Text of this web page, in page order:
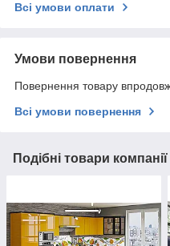
Всі умови оплати
Умови повернення
Повернення товару
Всі умови повернення
Подібні товари компанії